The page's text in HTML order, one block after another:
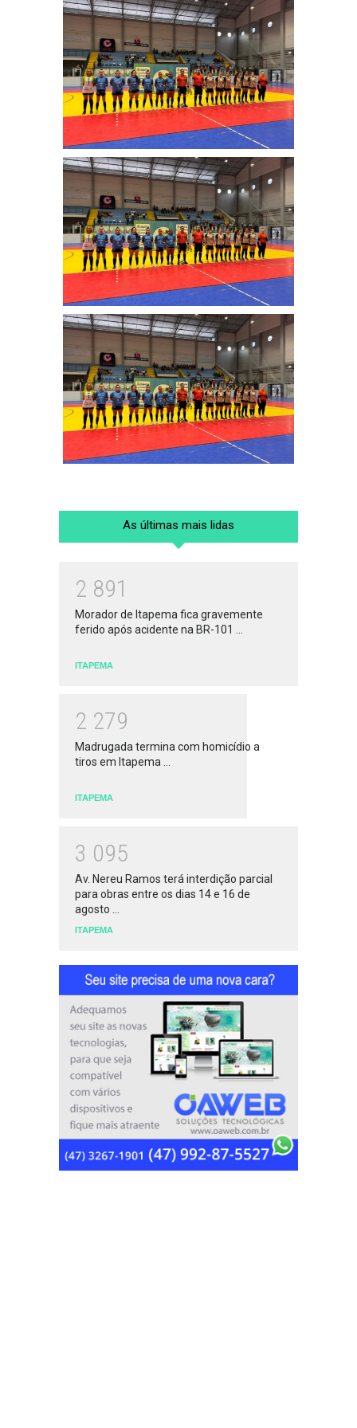
As últimas mais lidas
2 891
Morador de Itapema fica gravemente
ferido após acidente na BR-101 ...
ITAPEMA
2 279
Madrugada termina com homicídio a
tiros em Itapema ...
ITAPEMA
3 095
Av. Nereu Ramos terá interdição parcial
para obras entre os dias 14 e 16 de
agosto ...
ITAPEMA